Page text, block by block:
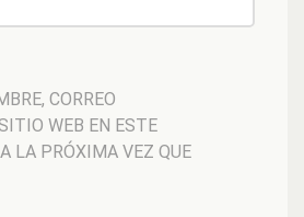
CORREO
WEB EN ESTE
LA PRÓXIMA VEZ QUE